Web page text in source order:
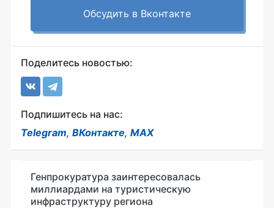
Обсудить в Вконтакте
Поделитесь новостью:
Подпишитесь на нас:
Telegram, ВКонтакте, MAX
Генпрокуратура заинтересовалась
миллиардами на туристическую
инфраструктуру региона